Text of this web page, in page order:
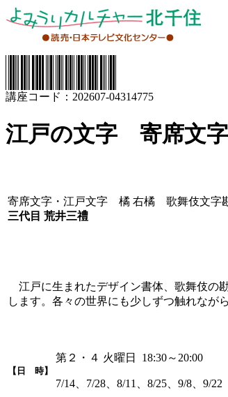
講座コード：202607-04314775
江戸の文字 寄席文
寄席文字・江戸文字 橘 右橘 歌舞伎文字
三代目 荒井三禮
江戸に生まれたデザイン書体、歌舞伎の
します。各々の世界にも少しずつ触れなが
【日 時】
第２・４ 火曜日 18:30～20:00
7/14、7/28、8/11、8/25、9/8、9/22